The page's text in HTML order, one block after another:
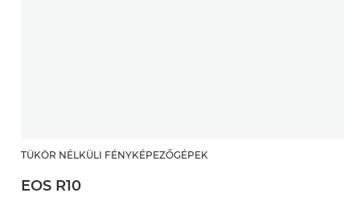
TÜKÖR NÉLKÜLI FÉNYKÉPEZŐGÉPEK
EOS R10